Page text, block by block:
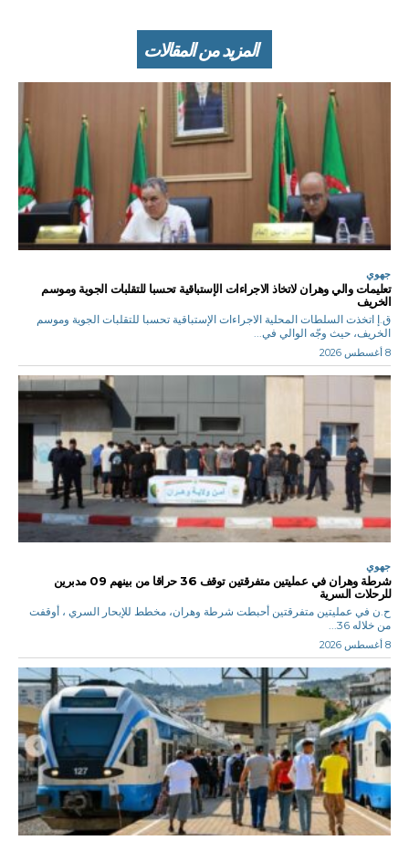
المزيد من المقالات
جهوي
تعليمات والي وهران لاتخاذ الاجراءات الإستباقية تحسبا للتقلبات الجوية وموسم
الخريف
ق.إ اتخذت السلطات المحلية الاجراءات الإستباقية تحسبا للتقلبات الجوية وموسم
الخريف، حيث وجّه الوالي في...
8 أغسطس 2026
جهوي
شرطة وهران في عمليتين متفرقتين توقف 36 حراقا من بينهم 09 مدبرين
للرحلات السرية
ح.ن في عمليتين متفرقتين أحبطت شرطة وهران، مخطط للإبحار السري ، أوقفت
من خلاله 36...
8 أغسطس 2026